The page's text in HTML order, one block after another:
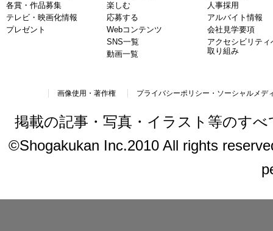
各賞・作品募集
テレビ・映画化情報
プレゼント
楽しむ
応募する
Webコンテンツ
SNS一覧
動画一覧
人事採用
アルバイト情報
会社見学要項
アクセシビリティ
取り組み
画像使用・著作権 プライバシーポリシー・ソーシャルメデ
掲載の記事・写真・イラスト等のす
©Shogakukan Inc.2010 All rights